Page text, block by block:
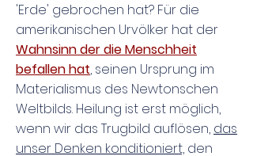
'Erde' gebrochen hat? Für die
amerikanischen Urvölker hat der
Wahnsinn der die Menschheit
befallen hat, seinen Ursprung im
Materialismus des Newtonschen
Weltbilds. Heilung ist erst möglich,
wenn wir das Trugbild auflösen, das
unser Denken konditioniert, den